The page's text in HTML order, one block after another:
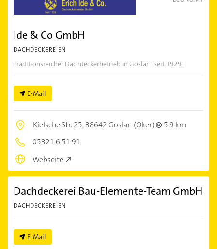
Ide & Co GmbH
DACHDECKEREIEN
Traditionsreicher Dachdeckerbetrieb in Goslar - seit 1929!
E-Mail
Kielsche Str. 25,38642 Goslar (Oker)
5,9 km
05321 6 51 91
Webseite
Dachdeckerei Bau-Elemente-Team GmbH
DACHDECKEREIEN
E-Mail